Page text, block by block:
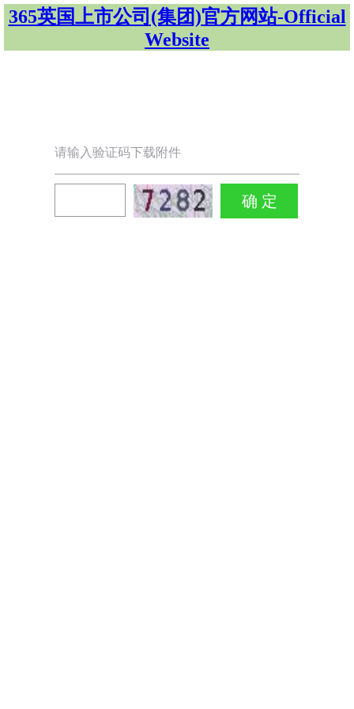
365英国上市公司(集团)官方网站-Official
Website
请输入验证码下载附件